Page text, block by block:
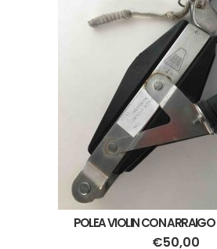
POLEA VIOLIN CON
€50,00